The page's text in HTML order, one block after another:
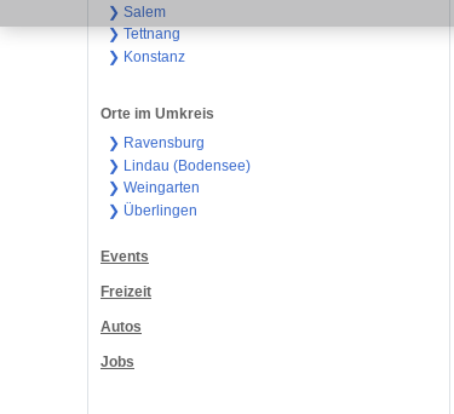
❯ Salem
❯ Tettnang
❯ Konstanz
Orte im Umkreis
❯ Ravensburg
❯ Lindau (Bodensee)
❯ Weingarten
❯ Überlingen
Events
Freizeit
Autos
Jobs